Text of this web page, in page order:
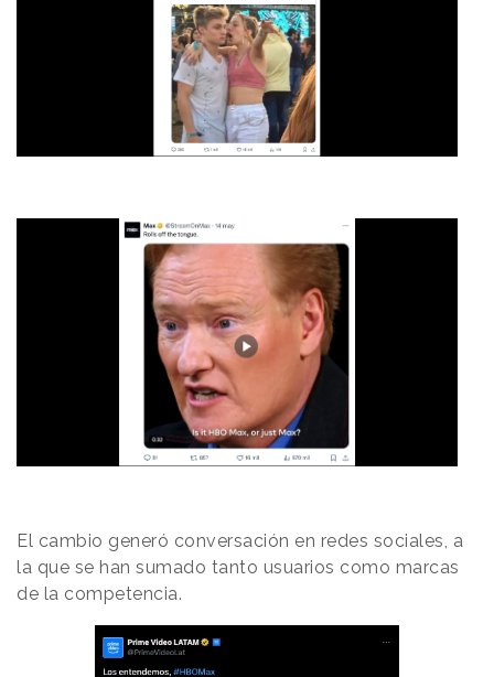
El cambio generó conversación en redes sociales, a
la que se han sumado tanto usuarios como marcas
de la competencia.